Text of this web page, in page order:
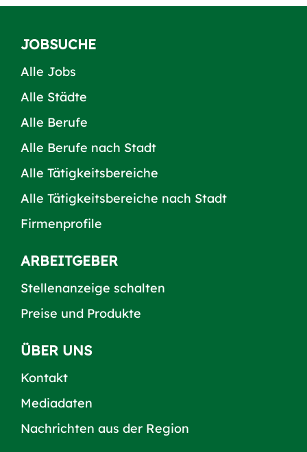
JOBSUCHE
Alle Jobs
Alle Städte
Alle Berufe
Alle Berufe nach Stadt
Alle Tätigkeitsbereiche
Alle Tätigkeitsbereiche nach Stadt
Firmenprofile
ARBEITGEBER
Stellenanzeige schalten
Preise und Produkte
ÜBER UNS
Kontakt
Mediadaten
Nachrichten aus der Region